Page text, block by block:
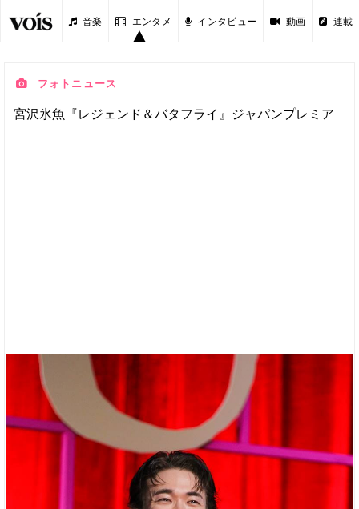
音楽 エンタメ インタビュー 動画 連載
フォトニュース
宮沢氷魚『レジェンド＆バタフライ』ジャパンプレミア